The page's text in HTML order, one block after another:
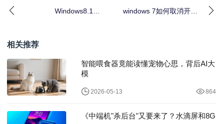
Windows8.1和
windows 7如何取消开机
相关推荐
智能喂食器竟能读懂宠物心思，背后AI大
模
2026-05-13 864
《中端机"杀后台"又要来了？水滴屏和8G